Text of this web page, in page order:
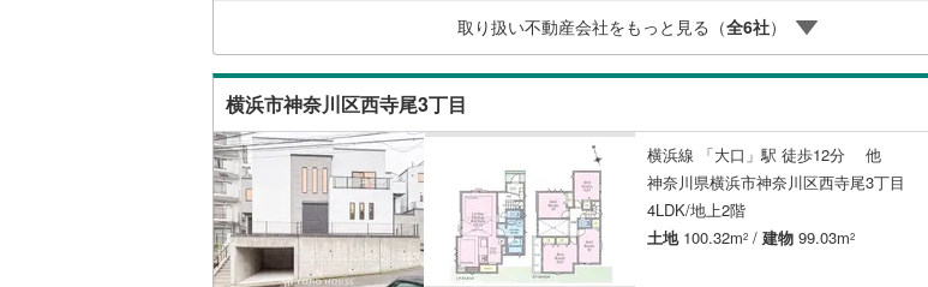
ーーーーーーーーーーーーーーーーーーーー
取り扱い不動産会社をもっと見る（全6社）
横浜市神奈川区西寺尾3丁目
横浜線 「大口」駅 徒歩12分 他
神奈川県横浜市神奈川区西寺尾3丁目
4LDK/地上2階
土地100.32m2 / 建物 99.03m2
都営新宿線
446
横浜市営地下鉄グリーンライン
(371
私鉄・その他 わたらせ渓谷鐵道(1 真岡鐵道(15)
宇都宮ライトレール
)
鹿島臨海鉄道大洗鹿島線
二世帯向け（0） 平屋・1階建て
サービスルーム（納戸）
（
独立型キッチン（ ）
浴室